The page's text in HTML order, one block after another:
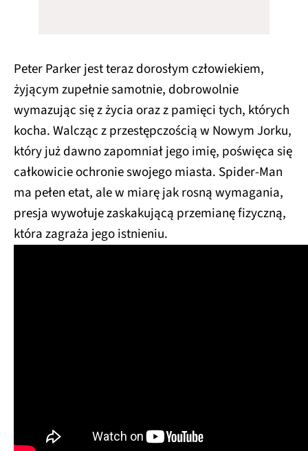
Peter Parker jest teraz dorosłym człowiekiem,
żyjącym zupełnie samotnie, dobrowolnie
wymazując się z życia oraz z pamięci tych, których
kocha. Walcząc z przestępczością w Nowym Jorku,
który już dawno zapomniał jego imię, poświęca się
całkowicie ochronie swojego miasta. Spider-Man
ma pełen etat, ale w miarę jak rosną wymagania,
presja wywołuje zaskakującą przemianę fizyczną,
która zagraża jego istnieniu.